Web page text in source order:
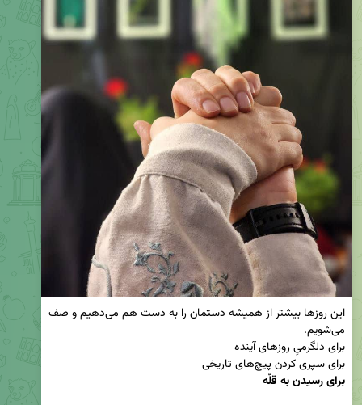
برای سپری کردن پیچ‌های تاریخی
برای رسیدن به قلّه